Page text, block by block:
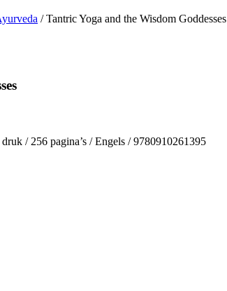
/ Tantric Yoga and the Wisdom Goddesses
/ 256 pagina’s / Engels / 9780910261395